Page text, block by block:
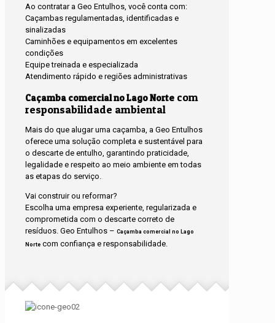
Ao contratar a Geo Entulhos, você conta com:
Caçambas regulamentadas, identificadas e
sinalizadas
Caminhões e equipamentos em excelentes
condições
Equipe treinada e especializada
Atendimento rápido e regiões administrativas
Caçamba comercial no Lago Norte com
responsabilidade ambiental
Mais do que alugar uma caçamba, a Geo Entulhos
oferece uma solução completa e sustentável para
o descarte de entulho, garantindo praticidade,
legalidade e respeito ao meio ambiente em todas
as etapas do serviço.
Vai construir ou reformar?
Escolha uma empresa experiente, regularizada e
comprometida com o descarte correto de
resíduos. Geo Entulhos – Caçamba comercial no Lago
Norte com confiança e responsabilidade.